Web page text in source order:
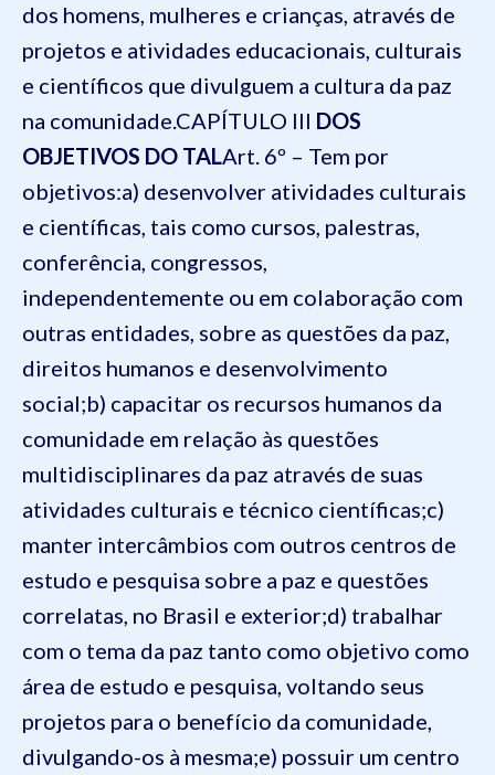
dos homens, mulheres e crianças, através de
projetos e atividades educacionais, culturais
e científicos que divulguem a cultura da paz
na comunidade.CAPÍTULO III DOS
OBJETIVOS DO TALArt. 6º – Tem por
objetivos:a) desenvolver atividades culturais
e científicas, tais como cursos, palestras,
conferência, congressos,
independentemente ou em colaboração com
outras entidades, sobre as questões da paz,
direitos humanos e desenvolvimento
social;b) capacitar os recursos humanos da
comunidade em relação às questões
multidisciplinares da paz através de suas
atividades culturais e técnico científicas;c)
manter intercâmbios com outros centros de
estudo e pesquisa sobre a paz e questões
correlatas, no Brasil e exterior;d) trabalhar
com o tema da paz tanto como objetivo como
área de estudo e pesquisa, voltando seus
projetos para o benefício da comunidade,
divulgando-os à mesma;e) possuir um centro